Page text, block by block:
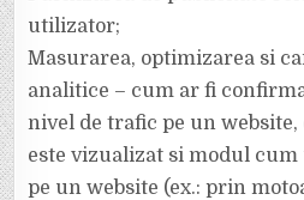
utilizator;
Masurarea, optimizarea si
analitice – cum ar fi
nivel de trafic pe un
este vizualizat si modul
pe un website (ex.: prin